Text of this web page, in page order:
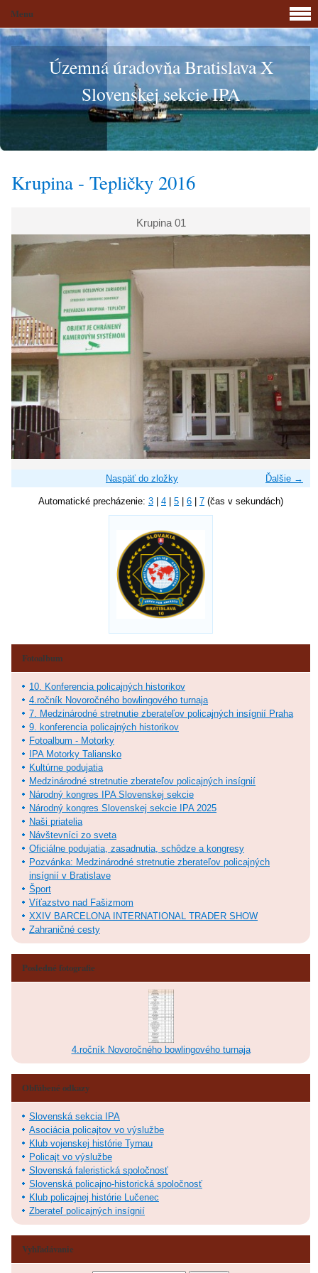
Územná úradovňa Bratislava X
Slovenskej sekcie IPA
Krupina - Tepličky 2016
Krupina 01
Ďalšie →
Naspäť do zložky
Automatické precházenie: 3 4 5 6 7 (čas v sekundách)
Menu
Fotoalbum
10. Konferencia policajných historikov
4.ročník Novoročného bowlingového turnaja
7. Medzinárodné stretnutie zberateľov policajných insígnií Praha
9. konferencia policajných historikov
Fotoalbum - Motorky
IPA Motorky Taliansko
Kultúrne podujatia
Medzinárodné stretnutie zberateľov policajných insígnií
Národný kongres IPA Slovenskej sekcie
Národný kongres Slovenskej sekcie IPA 2025
Naši priatelia
Návštevníci zo sveta
Oficiálne podujatia, zasadnutia, schôdze a kongresy
Pozvánka: Medzinárodné stretnutie zberateľov policajných
insígnií v Bratislave
Šport
Víťazstvo nad Fašizmom
XXIV BARCELONA INTERNATIONAL TRADER SHOW
Zahraničné cesty
Posledné fotografie
4.ročník Novoročného bowlingového turnaja
Obľúbené odkazy
Slovenská sekcia IPA
Asociácia policajtov vo výslužbe
Klub vojenskej histórie Tyrnau
Policajt vo výslužbe
Slovenská faleristická spoločnosť
Slovenská policajno-historická spoločnosť
Klub policajnej histórie Lučenec
Zberateľ policajných insígnií
Vyhľadávanie